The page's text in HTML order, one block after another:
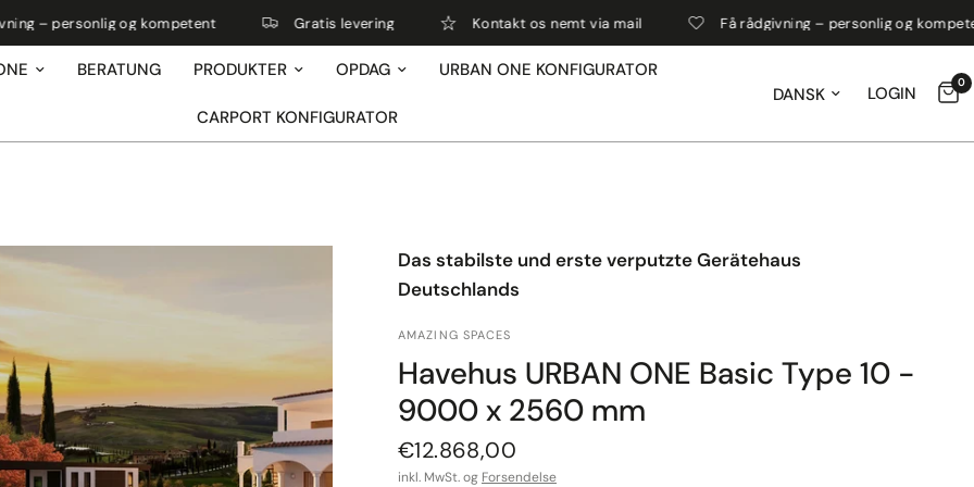
og kompetent Gratis levering Kontakt os nemt via mail Få rådgivning – personlig og kompetent
BERATUNG PRODUKTER OPDAG URBAN ONE KONFIGURATOR
CARPORT KONFIGURATOR
Opdater land / region
LOGIN 0
Das stabilste und erste verputzte Gerätehaus
Deutschlands
AMAZING SPACES
Havehus URBAN ONE Basic Type 10 -
9000 x 2560 mm
€12.868,00
inkl. MwSt. og Forsendelse